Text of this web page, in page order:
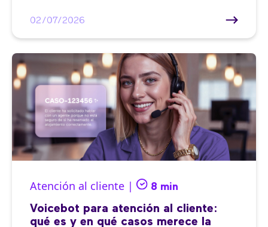
02/07/2026
Atención al cliente | 8 min
Voicebot para atención al cliente:
qué es y en qué casos merece la